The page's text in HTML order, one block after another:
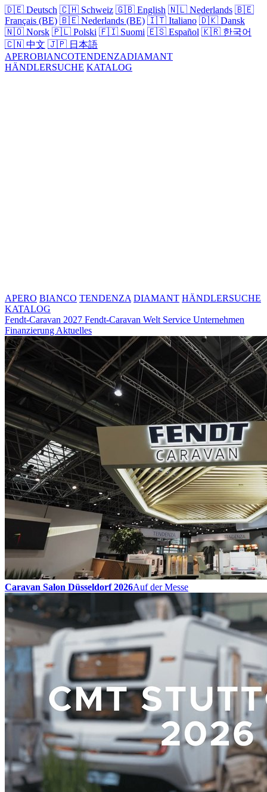
🇩🇪 Deutsch 🇨🇭 Schweiz 🇬🇧 English 🇳🇱 Nederlands 🇧🇪
Français (BE) 🇧🇪 Nederlands (BE) 🇮🇹 Italiano 🇩🇰 Dansk
🇳🇴 Norsk 🇵🇱 Polski 🇫🇮 Suomi 🇪🇸 Español 🇰🇷 한국어
🇨🇳 中文 🇯🇵 日本語
APEROBIANCOTENDENZADIAMANT
HÄNDLERSUCHE KATALOG
APERO BIANCO TENDENZA DIAMANT HÄNDLERSUCHE
KATALOG
Fendt-Caravan 2027 Fendt-Caravan Welt Service Unternehmen
Finanzierung Aktuelles
Caravan Salon Düsseldorf 2026Auf der Messe